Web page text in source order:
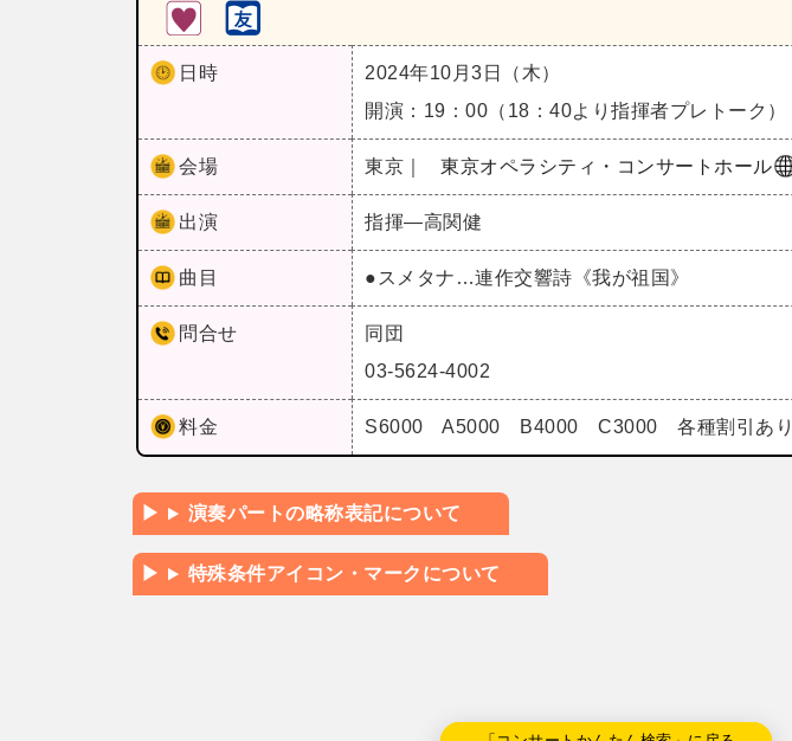
日時
2024年10月3日（木）
開演：19：00（18：40より指揮者プレトーク）
会場 東京｜ 東京オペラシティ・コンサートホール
出演 指揮―高関健
曲目 ●スメタナ…連作交響詩《我が祖国》
問合せ
同団
03-5624-4002
料金 S6000 A5000 B4000 C3000 各種割引あり
演奏パートの略称表記について
特殊条件アイコン・マークについて